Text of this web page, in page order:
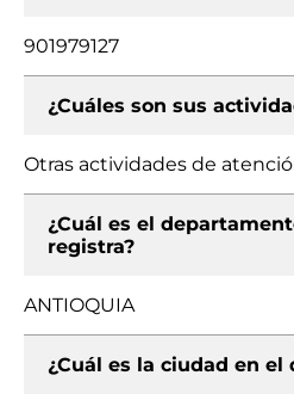
901979127
¿Cuáles son sus
Otras actividades de
¿Cuál es el
registra?
ANTIOQUIA
¿Cuál es la ciudad en el